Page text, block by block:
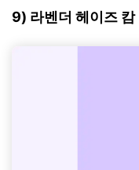
9) 라벤더 헤이즈 캄